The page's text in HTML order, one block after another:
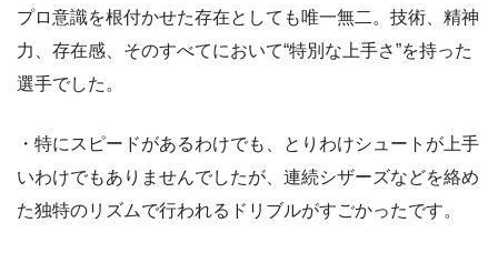
プロ意識を根付かせた存在としても唯一無二。技術、精神
力、存在感、そのすべてにおいて“特別な上手さ”を持った
選手でした。
・特にスピードがあるわけでも、とりわけシュートが上手
いわけでもありませんでしたが、連続シザーズなどを絡め
た独特のリズムで行われるドリブルがすごかったです。